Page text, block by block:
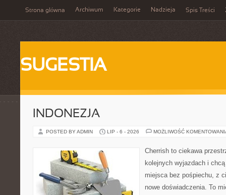
Strona główna Archiwum Kategorie Nadzieja Spis Treści
SUGESTIA
INDONEZJA
POSTED BY ADMIN LIP - 6 - 2026 MOŻLIWOŚĆ
Cherrish to ciekawa
kolejnych wyjazdach i
miejsca bez pośpiechu, z
nowe doświadczenia. To